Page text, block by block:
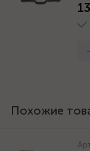
-
Похожие